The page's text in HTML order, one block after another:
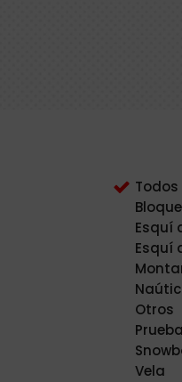
Todos
Esquí
Esquí
Otros
Vela